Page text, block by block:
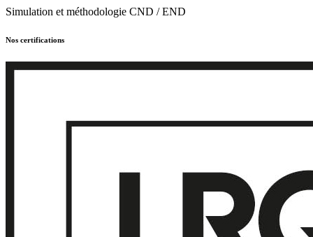
Simulation et méthodologie CND / END
Nos certifications